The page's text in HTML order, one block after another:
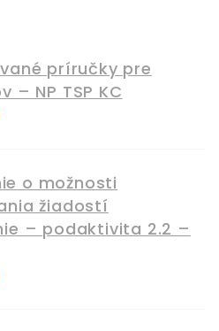
príručky pre
– NP TSP KC
o možnosti
žiadostí
– podaktivita 2.2 –